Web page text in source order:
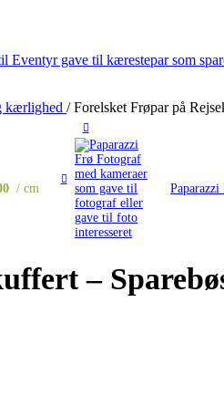
kærlighed / Forelsket Frøpar på
cm
–